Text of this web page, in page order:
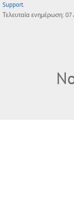
Support.
Τελευταία ενημέρωση: